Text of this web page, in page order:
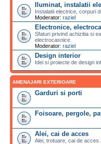
Iluminat, instalatii
Instalatii electrice, corpuri
Moderator: raziel
Electronice,
Sfaturi privind achizitia si
electrocasnice.
Moderator: raziel
Design interior
Idei si proiecte de design
AMENAJARI EXTERIOARE
Garduri si porti
Foisoare, pergole,
Alei, cai de acces
Alei, trotuare, cai de acces